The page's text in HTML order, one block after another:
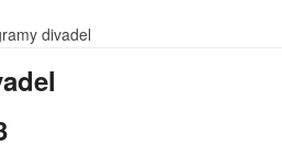
divadel